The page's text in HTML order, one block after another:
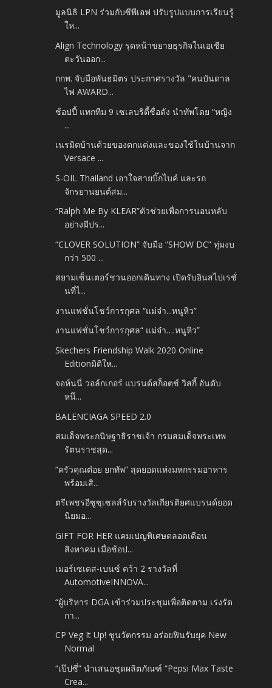
มูลนิธิ LPN ร่วมกับซีพีเอฟ ปรับรูปแบบการเรียนรู้
ให...
Align Technology รุดหน้าขยายธุรกิจในเอเชีย
ตะวันออก...
กกพ. จับมือพันธมิตร ประกาศรางวัล "คนบันดาล
ไฟ AWARD...
ช้อปปี้ แทกทีม 9 เซเลบริตี้ชื่อดัง นำทัพโดย “หญิง
...
เนรมิตบ้านด้วยของตกแต่งและของใช้ในบ้านจาก
Versace ...
S-OIL Thailand เอาใจสายบิ๊กไบค์ และรถ
จักรยานยนต์สม...
“Ralph Me By KLEAR”ตัวช่วยเพื่อการนอนหลับ
อย่างมีปร...
“CLOVER SOLUTION” จับมือ “SHOW DC” ทุ่มงบ
กว่า 500 ...
สยามเซ็นเตอร์ชวนออกเดินทาง เปิดรับอินสไปเรชั่
นที่ไ...
งานแฟชั่นโชว์การกุศล “แม่จ๋า...หนูหิว”
งานแฟชั่นโชว์การกุศล“ แม่จ๋า….หนูหิว”
Skechers Friendship Walk 2020 Online
Editionมิติให...
จอห์นนี่ วอล์กเกอร์ แบรนด์สก็อตช์ วิสกี้ อันดับ
หนึ...
BALENCIAGA SPEED 2.0
สมเด็จพระกนิษฐาธิราชเจ้า กรมสมเด็จพระเทพ
รัตนราชสุด...
“ครัวคุณต๋อย ยกทัพ” สุดยอดแห่งมหกรรมอาหาร
พร้อมเสิ...
ตรีเพชรอีซูซุเซลส์รับรางวัลเกียรติยศแบรนด์ยอด
นิยมอ...
GIFT FOR HER แคมเปญพิเศษตลอดเดือน
สิงหาคม เมื่อช้อป...
เมอร์เซเดส-เบนซ์ คว้า 2 รางวัลที่
AutomotiveINNOVA...
“ผู้บริหาร DGA เข้าร่วมประชุมเพื่อติดตาม เร่งรัด
กา...
CP Veg It Up! ชูนวัตกรรม อร่อยฟินรับยุค New
Normal
“เป๊ปซี่” นำเสนอชุดผลิตภัณฑ์ “Pepsi Max Taste
Crea...